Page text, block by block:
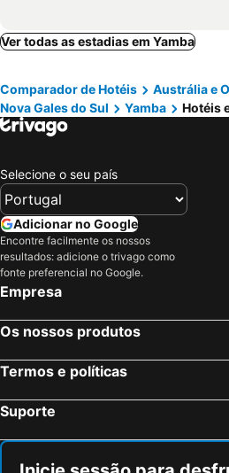
Ver todas as estadias em Yamba
Comparador de Hotéis Austrália e
Nova Gales do Sul
Yamba Hotéis
Selecione o seu país
Adicionar no Google
Encontre facilmente os nossos
resultados: adicione o trivago como
fonte preferencial no Google.
Empresa
Os nossos produtos
Termos e políticas
Suporte